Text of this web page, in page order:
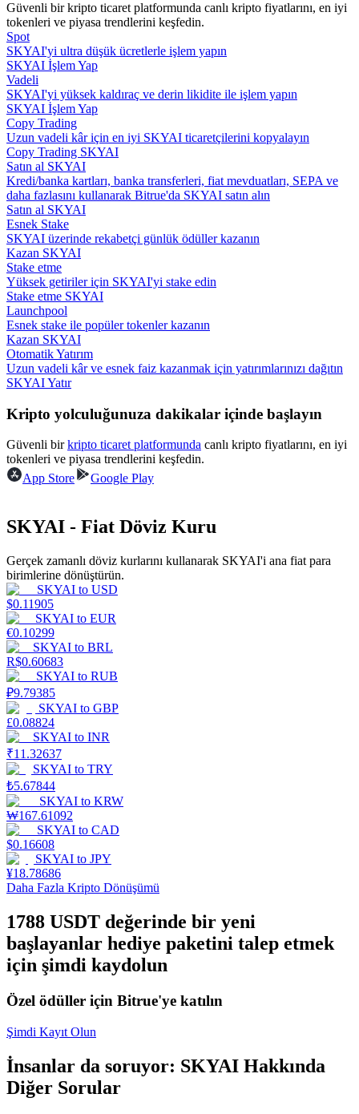
Rehber
Vadeli İşlemler Başlangıç Kılavuzu
Ticaret stratejileri
Nasıl kârlı kalabileceğinizi öğrenin
Kazan
Power Piggy
Günlük rekabetçi ödüller kazanın
Staking
Yüksek getiri ve anında erişim
Launchpool
Popüler token'lar kazanmak için esnek staking
Güvenli bir kripto ticaret platformunda canlı kripto fiyatlarını, en iyi
tokenleri ve piyasa trendlerini keşfedin.
Spot
SKYAI'yi ultra düşük ücretlerle işlem yapın
SKYAI İşlem Yap
Vadeli
SKYAI'yi yüksek kaldıraç ve derin likidite ile işlem yapın
SKYAI İşlem Yap
Copy Trading
Uzun vadeli kâr için en iyi SKYAI ticaretçilerini kopyalayın
Copy Trading SKYAI
Satın al SKYAI
Kredi/banka kartları, banka transferleri, fiat mevduatları, SEPA ve
daha fazlasını kullanarak Bitrue'da SKYAI satın alın
Satın al SKYAI
Esnek Stake
SKYAI üzerinde rekabetçi günlük ödüller kazanın
Kazan SKYAI
Stake etme
Yüksek getiriler için SKYAI'yi stake edin
Stake etme SKYAI
Launchpool
Esnek stake ile popüler tokenler kazanın
Kazan SKYAI
Otomatik Yatırım
Uzun vadeli kâr ve esnek faiz kazanmak için yatırımlarınızı dağıtın
SKYAI Yatır
Kripto yolculuğunuza dakikalar içinde başlayın
Güvenli birkripto ticaret platformunda canlı kripto fiyatlarını, en iyi
tokenleri ve piyasa trendlerini keşfedin.
App Store
Google Play
SKYAI - Fiat Döviz Kuru
Gerçek zamanlı döviz kurlarını kullanarak SKYAI'i ana fiat para
birimlerine dönüştürün.
SKYAI to USD
$0.11905
SKYAI to EUR
€0.10299
SKYAI to BRL
R$0.60683
SKYAI to RUB
₽9.79385
SKYAI to GBP
£0.08824
SKYAI to INR
₹11.32637
SKYAI to TRY
₺5.67844
SKYAI to KRW
₩167.61092
SKYAI to CAD
$0.16608
SKYAI to JPY
¥18.78686
Daha Fazla Kripto Dönüşümü
1788 USDT değerinde bir yeni
başlayanlar hediye paketini talep etmek
için şimdi kaydolun
Özel ödüller için Bitrue'ye katılın
Şimdi Kayıt Olun
İnsanlar da soruyor: SKYAI Hakkında
Diğer Sorular